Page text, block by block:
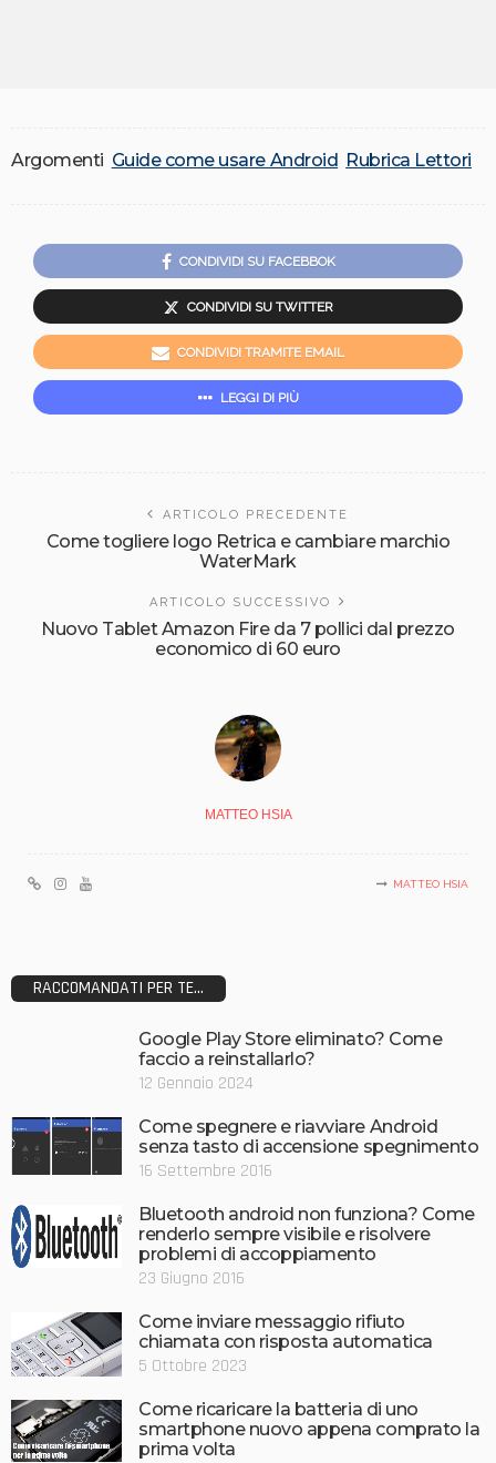
Argomenti Guide come usare Android Rubrica Lettori
CONDIVIDI SU FACEBBOK
CONDIVIDI SU TWITTER
CONDIVIDI TRAMITE EMAIL
LEGGI DI PIÙ
ARTICOLO PRECEDENTE
Come togliere logo Retrica e cambiare marchio
WaterMark
ARTICOLO SUCCESSIVO
Nuovo Tablet Amazon Fire da 7 pollici dal prezzo
economico di 60 euro
MATTEO HSIA
MATTEO HSIA
RACCOMANDATI PER TE...
Google Play Store eliminato? Come
faccio a reinstallarlo?
12 Gennaio 2024
Come spegnere e riavviare Android
senza tasto di accensione spegnimento
16 Settembre 2016
Bluetooth android non funziona? Come
renderlo sempre visibile e risolvere
problemi di accoppiamento
23 Giugno 2016
Come inviare messaggio rifiuto
chiamata con risposta automatica
5 Ottobre 2023
Come ricaricare la batteria di uno
smartphone nuovo appena comprato la
prima volta